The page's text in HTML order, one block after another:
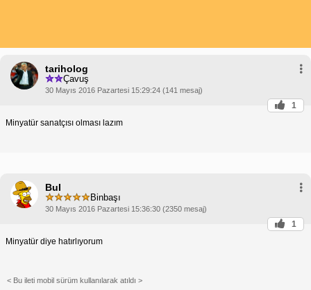
tariholog
Çavuş
30 Mayıs 2016 Pazartesi 15:29:24 (141 mesaj)
1
Minyatür sanatçısı olması lazım
BuI
Binbaşı
30 Mayıs 2016 Pazartesi 15:36:30 (2350 mesaj)
1
Minyatür diye hatırlıyorum
< Bu ileti mobil sürüm kullanılarak atıldı >